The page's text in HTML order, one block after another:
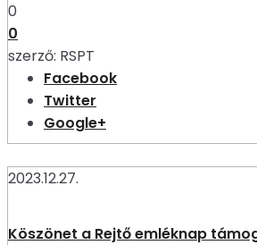
0
0
szerző: RSPT
Facebook
Twitter
Google+
2023.12.27.
Köszönet a Rejtő emléknap